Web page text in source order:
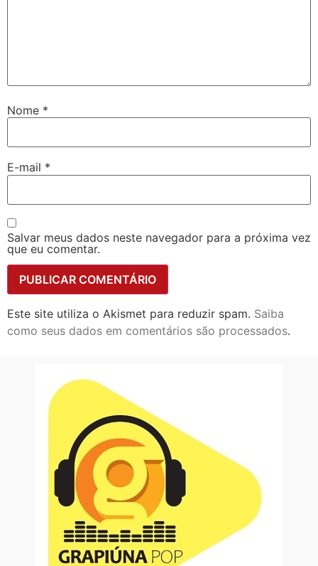
Nome *
E-mail *
Salvar meus dados neste navegador para a próxima vez
que eu comentar.
Este site utiliza o Akismet para reduzir spam. Saiba
como seus dados em comentários são processados.